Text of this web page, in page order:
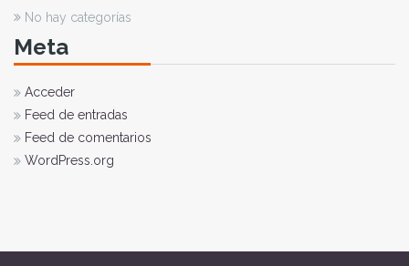
No hay categorías
Meta
Acceder
Feed de entradas
Feed de comentarios
WordPress.org